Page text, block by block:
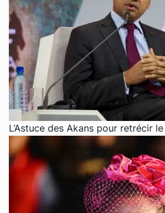
L’Astuce des Akans pour retrécir